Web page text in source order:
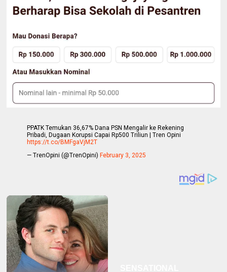
PPATK Temukan 36,67% Dana PSN Mengalir ke Rekening
Pribadi, Dugaan Korupsi Capai Rp500 Triliun | Tren Opini
https://t.co/BMFgaVjM2T
— TrenOpini (@TrenOpini) February 3, 2025